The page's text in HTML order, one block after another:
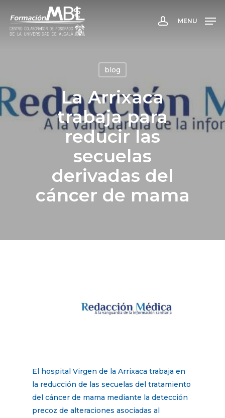
main
account
MENU
blog
La Arrixaca
trabaja para
reducir las
secuelas
derivadas del
cáncer de mama
El hospital Virgen de la Arrixaca trabaja en
la reducción de las secuelas del tratamiento
del cáncer de mama mediante la detección
precoz de alteraciones asociadas al